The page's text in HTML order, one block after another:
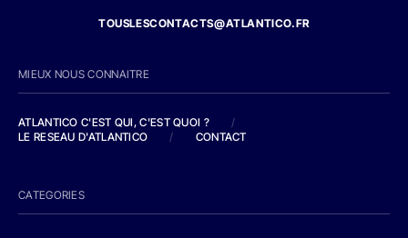
TOUSLESCONTACTS@ATLANTICO.FR
MIEUX NOUS CONNAITRE
ATLANTICO C'EST QUI, C'EST QUOI ?
/
LE RESEAU D'ATLANTICO
/ CONTACT
CATEGORIES